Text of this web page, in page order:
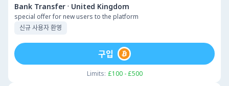
Bank Transfer · United Kingdom
special offer for new users to the platform
신규 사용자 환영
Limits: £100 - £500
구입